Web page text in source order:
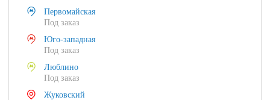
Первомайская
Под заказ
Юго-западная
Под заказ
Люблино
Под заказ
Жуковский